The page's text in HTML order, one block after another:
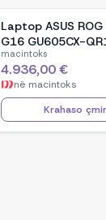
Laptop ASUS
G16 GU605CX-
inch WQXGA OLED,
Ultra 9 285H,
RTX 5090, 32GB
SSD, Windows 11
macintoks
4.936,00 €
në macintoks
Krahaso